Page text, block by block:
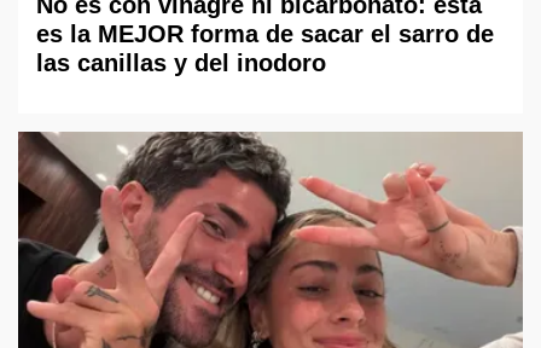
es la MEJOR forma de sacar el sarro de
las canillas y del inodoro